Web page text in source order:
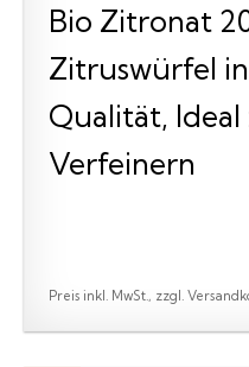
Bio Zitronat
Zitruswürfel
Qualität,
Verfeinern
Preis inkl. MwSt., zzgl.